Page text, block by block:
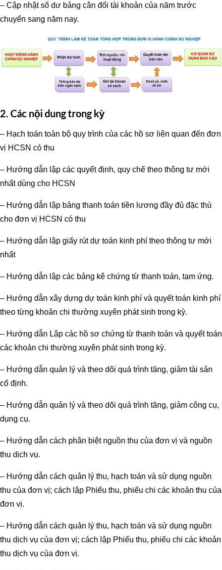
– Cập nhật số dư bảng cân đối tài khoản của năm trước
chuyển sang năm nay.
2. Các nội dung trong kỳ
– Hạch toán toàn bộ quy trình của các hồ sơ liên quan đến đơn
vị HCSN có thu
– Hướng dẫn lập các quyết định, quy chế theo thông tư mới
nhất dùng cho HCSN
– Hướng dẫn lập bảng thanh toán tiền lương đầy đủ đặc thù
cho đơn vị HCSN có thu
– Hướng dẫn lập giấy rút dự toán kinh phí theo thông tư mới
nhất
– Hướng dẫn lập các bảng kê chứng từ thanh toán, tạm ứng.
– Hướng dẫn xây dựng dự toán kinh phí và quyết toán kinh phí
theo từng khoản chi thường xuyên phát sinh trong kỳ.
– Hướng dẫn Lập các hồ sơ chứng từ thanh toán và quyết toán
các khoản chi thường xuyên phát sinh trong kỳ.
– Hướng dẫn quản lý và theo dõi quá trình tăng, giảm tài sản
cố định.
– Hướng dẫn quản lý và theo dõi quá trình tăng, giảm công cụ,
dụng cụ.
– Hướng dẫn cách phân biệt nguồn thu của đơn vị và nguồn
thu dịch vụ.
– Hướng dẫn cách quản lý thu, hạch toán và sử dụng nguồn
thu của đơn vị; cách lập Phiếu thu, phiếu chi các khoản thu của
đơn vị.
– Hướng dẫn cách quản lý thu, hạch toán và sử dụng nguồn
thu dịch vụ của đơn vị; cách lập Phiếu thu, phiếu chi các khoản
thu dịch vụ của đơn vị.